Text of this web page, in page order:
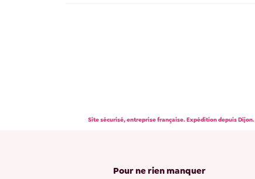
Site sécurisé, entreprise française. Expédition depuis Dijon.
Pour ne rien manquer